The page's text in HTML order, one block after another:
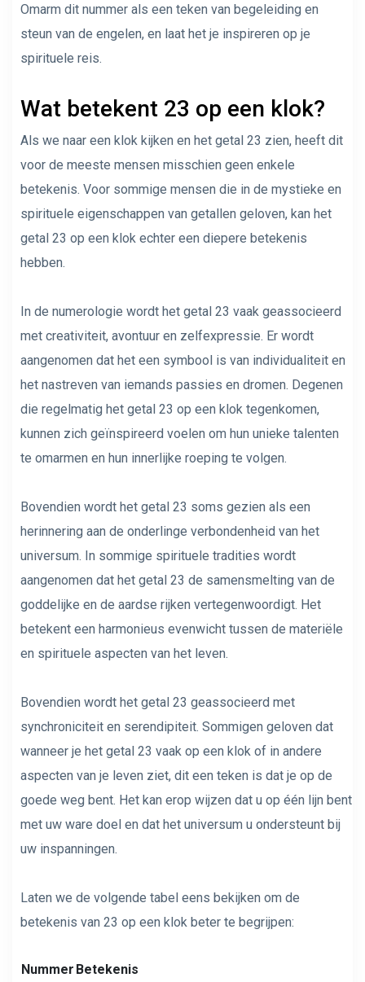
Omarm dit nummer als een teken van begeleiding en
steun van de engelen, en laat het je inspireren op je
spirituele reis.
Wat betekent 23 op een klok?
Als we naar een klok kijken en het getal 23 zien, heeft dit
voor de meeste mensen misschien geen enkele
betekenis. Voor sommige mensen die in de mystieke en
spirituele eigenschappen van getallen geloven, kan het
getal 23 op een klok echter een diepere betekenis
hebben.
In de numerologie wordt het getal 23 vaak geassocieerd
met creativiteit, avontuur en zelfexpressie. Er wordt
aangenomen dat het een symbool is van individualiteit en
het nastreven van iemands passies en dromen. Degenen
die regelmatig het getal 23 op een klok tegenkomen,
kunnen zich geïnspireerd voelen om hun unieke talenten
te omarmen en hun innerlijke roeping te volgen.
Bovendien wordt het getal 23 soms gezien als een
herinnering aan de onderlinge verbondenheid van het
universum. In sommige spirituele tradities wordt
aangenomen dat het getal 23 de samensmelting van de
goddelijke en de aardse rijken vertegenwoordigt. Het
betekent een harmonieus evenwicht tussen de materiële
en spirituele aspecten van het leven.
Bovendien wordt het getal 23 geassocieerd met
synchroniciteit en serendipiteit. Sommigen geloven dat
wanneer je het getal 23 vaak op een klok of in andere
aspecten van je leven ziet, dit een teken is dat je op de
goede weg bent. Het kan erop wijzen dat u op één lijn bent
met uw ware doel en dat het universum u ondersteunt bij
uw inspanningen.
Laten we de volgende tabel eens bekijken om de
betekenis van 23 op een klok beter te begrijpen:
Nummer Betekenis